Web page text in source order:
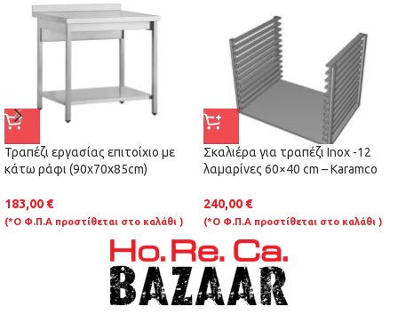
Τραπέζι εργασίας επιτοίχιο με
κάτω ράφι (90x70x85cm)
183,00 €
(*Ο Φ.Π.Α προστίθεται στο καλάθι )
Σκαλιέρα για τραπέζι Inox -12
λαμαρίνες 60×40 cm – Karamco
240,00 €
(*Ο Φ.Π.Α προστίθεται στο καλάθι )